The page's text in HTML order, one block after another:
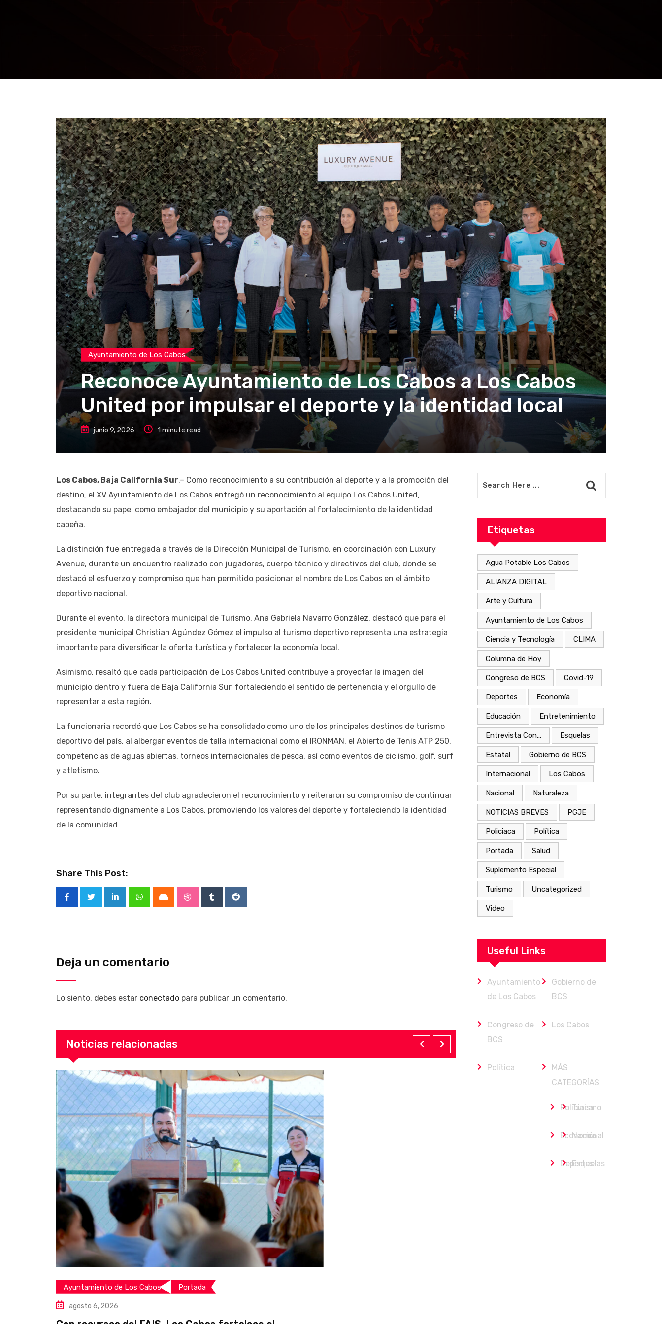
Ayuntamiento de Los Cabos
Reconoce Ayuntamiento de Los Cabos a Los Cabos
United por impulsar el deporte y la identidad local
junio 9, 2026 1 minute read
Los Cabos, Baja California Sur.– Como reconocimiento a su contribución al deporte y a la promoción del
destino, el XV Ayuntamiento de Los Cabos entregó un reconocimiento al equipo Los Cabos United,
destacando su papel como embajador del municipio y su aportación al fortalecimiento de la identidad
cabeña.
La distinción fue entregada a través de la Dirección Municipal de Turismo, en coordinación con Luxury
Avenue, durante un encuentro realizado con jugadores, cuerpo técnico y directivos del club, donde se
destacó el esfuerzo y compromiso que han permitido posicionar el nombre de Los Cabos en el ámbito
deportivo nacional.
Durante el evento, la directora municipal de Turismo, Ana Gabriela Navarro González, destacó que para el
presidente municipal Christian Agúndez Gómez el impulso al turismo deportivo representa una estrategia
importante para diversificar la oferta turística y fortalecer la economía local.
Asimismo, resaltó que cada participación de Los Cabos United contribuye a proyectar la imagen del
municipio dentro y fuera de Baja California Sur, fortaleciendo el sentido de pertenencia y el orgullo de
representar a esta región.
La funcionaria recordó que Los Cabos se ha consolidado como uno de los principales destinos de turismo
deportivo del país, al albergar eventos de talla internacional como el IRONMAN, el Abierto de Tenis ATP 250,
competencias de aguas abiertas, torneos internacionales de pesca, así como eventos de ciclismo, golf, surf
y atletismo.
Por su parte, integrantes del club agradecieron el reconocimiento y reiteraron su compromiso de continuar
representando dignamente a Los Cabos, promoviendo los valores del deporte y fortaleciendo la identidad
de la comunidad.
Share This Post:
LinkedInWhatsappCloud StumbleUpon
TumblrReddit
Deja un comentario
Lo siento, debes estar conectado para publicar un comentario.
Noticias relacionadas
Ayuntamiento de Los Cabos Portada
agosto 6, 2026
Etiquetas
Agua Potable Los Cabos
ALIANZA DIGITAL
Arte y Cultura
Ayuntamiento de Los Cabos
Ciencia y Tecnología CLIMA
Columna de Hoy
Congreso de BCS Covid-19
Deportes Economía
Educación Entretenimiento
Entrevista Con... Esquelas
Estatal Gobierno de BCS
Internacional Los Cabos
Nacional Naturaleza
NOTICIAS BREVES PGJE
Policiaca Política
Portada Salud
Suplemento Especial
Turismo Uncategorized
Video
Useful Links
Ayuntamiento
de Los Cabos
Gobierno de
BCS
Congreso de
BCS
Los Cabos
Política
MÁS
CATEGORÍAS
Policiaca
Turismo
Economía
Nacional
Deportes
Esquelas